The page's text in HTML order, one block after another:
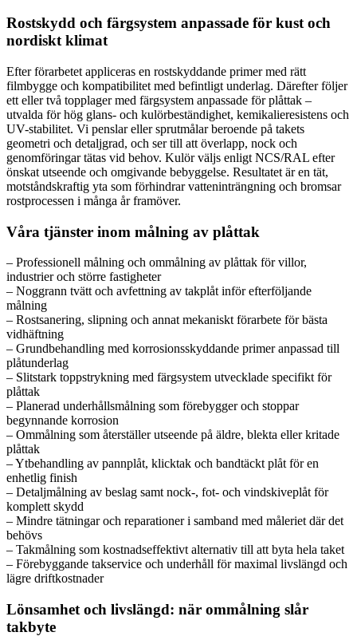
Rostskydd och färgsystem anpassade för kust och
nordiskt klimat
Efter förarbetet appliceras en rostskyddande primer med rätt
filmbygge och kompatibilitet med befintligt underlag. Därefter följer
ett eller två topplager med färgsystem anpassade för plåttak –
utvalda för hög glans- och kulörbeständighet, kemikalieresistens och
UV-stabilitet. Vi penslar eller sprutmålar beroende på takets
geometri och detaljgrad, och ser till att överlapp, nock och
genomföringar tätas vid behov. Kulör väljs enligt NCS/RAL efter
önskat utseende och omgivande bebyggelse. Resultatet är en tät,
motståndskraftig yta som förhindrar vatteninträngning och bromsar
rostprocessen i många år framöver.
Våra tjänster inom målning av plåttak
– Professionell målning och ommålning av plåttak för villor,
industrier och större fastigheter
– Noggrann tvätt och avfettning av takplåt inför efterföljande
målning
– Rostsanering, slipning och annat mekaniskt förarbete för bästa
vidhäftning
– Grundbehandling med korrosionsskyddande primer anpassad till
plåtunderlag
– Slitstark toppstrykning med färgsystem utvecklade specifikt för
plåttak
– Planerad underhållsmålning som förebygger och stoppar
begynnande korrosion
– Ommålning som återställer utseende på äldre, blekta eller kritade
plåttak
– Ytbehandling av pannplåt, klicktak och bandtäckt plåt för en
enhetlig finish
– Detaljmålning av beslag samt nock-, fot- och vindskiveplåt för
komplett skydd
– Mindre tätningar och reparationer i samband med måleriet där det
behövs
– Takmålning som kostnadseffektivt alternativ till att byta hela taket
– Förebyggande takservice och underhåll för maximal livslängd och
lägre driftkostnader
Lönsamhet och livslängd: när ommålning slår
takbyte